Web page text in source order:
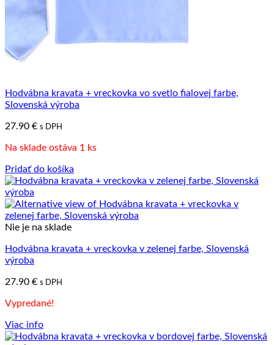
Hodvábna kravata + vreckovka vo svetlo fialovej farbe,
Slovenská výroba
27.90 € s DPH
Na sklade ostáva 1 ks
Pridať do košíka
Nie je na sklade
Hodvábna kravata + vreckovka v zelenej farbe, Slovenská
výroba
27.90 € s DPH
Vypredané!
Viac info